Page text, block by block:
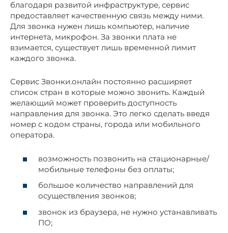
благодаря развитой инфраструктуре, сервис
предоставляет качественную связь между ними.
Для звонка нужен лишь компьютер, наличие
интернета, микрофон. За звонки плата не
взимается, существует лишь временной лимит
каждого звонка.
Сервис Звонки.онлайн постоянно расширяет
список стран в которые можно звонить. Каждый
желающий может проверить доступность
направления для звонка. Это легко сделать введя
номер с кодом страны, города или мобильного
оператора.
возможность позвонить на стационарные/
мобильные телефоны без оплаты;
большое количество направлений для
осуществления звонков;
звонок из браузера, не нужно устанавливать
ПО;